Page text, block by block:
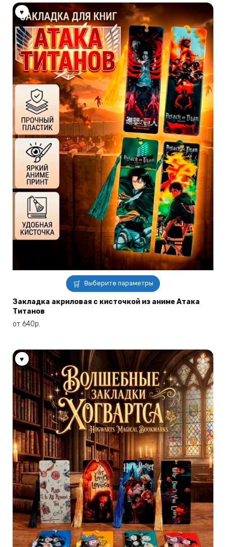
Выберите параметры
Этот
товар
имеет
выбрать
на
странице
товара.
Закладка акриловая с кисточкой из аниме Атака
Титанов
от 640р.